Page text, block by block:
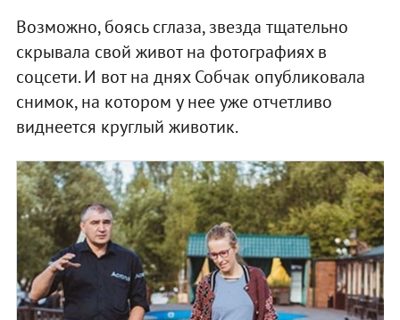
Возможно, боясь сглаза, звезда тщательно
скрывала свой живот на фотографиях в
соцсети. И вот на днях Собчак опубликовала
снимок, на котором у нее уже отчетливо
виднеется круглый животик.